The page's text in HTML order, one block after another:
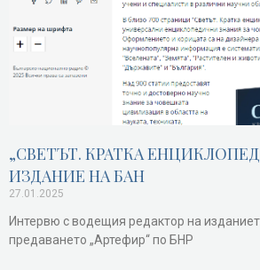
„СВЕТЪТ. КРАТКА
ИЗДАНИЕ НА БАН
27.01.2025
Интервю с водещия редактор на
предаването „Артефир“ по БНР